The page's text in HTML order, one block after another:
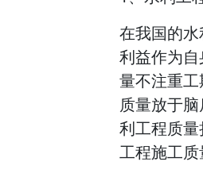
在我国的
利益作为
量不注重
质量放于
利工程质
工程施工质